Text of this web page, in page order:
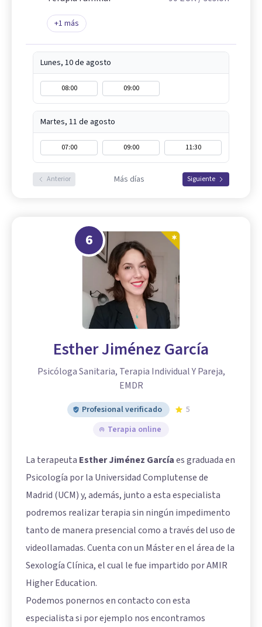
+1 más
Lunes, 10 de agosto
08:00 09:00
Martes, 11 de agosto
07:00 09:00 11:30
Anterior Más días Siguiente
6
Esther Jiménez García
Psicóloga Sanitaria, Terapia Individual Y Pareja,
EMDR
Profesional verificado
5
Terapia online
La terapeuta Esther Jiménez Garcíaes graduada en
Psicología por la Universidad Complutense de
Madrid (UCM) y, además, junto a esta especialista
podremos realizar terapia sin ningún impedimento
tanto de manera presencial como a través del uso de
videollamadas. Cuenta con un Máster en el área de la
Sexología Clínica, el cual le fue impartido por AMIR
Higher Education.
Podemos ponernos en contacto con esta
especialista si por ejemplo nos encontramos